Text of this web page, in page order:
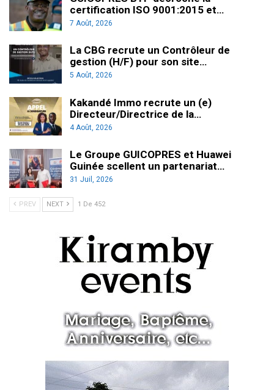
certification ISO 9001:2015 et…
7 Août, 2026
La CBG recrute un Contrôleur de
gestion (H/F) pour son site…
5 Août, 2026
Kakandé Immo recrute un (e)
Directeur/Directrice de la…
4 Août, 2026
Le Groupe GUICOPRES et Huawei
Guinée scellent un partenariat…
31 Juil, 2026
PREV NEXT 1 De 452